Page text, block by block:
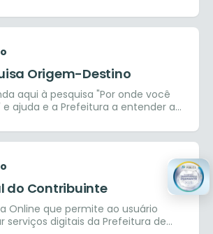
Origem-Destino
aqui à pesquisa "Por onde você
e ajuda e a Prefeitura a entender a
do Contribuinte
Online que permite ao usuário
serviços digitais da Prefeitura de